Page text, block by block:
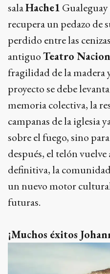
salaHache1
recupera un pedazo de
perdido entre las
antiguoTeatro
fragilidad de la madera
proyecto se debe
memoria colectiva, la
campanas de la iglesia
sobre el fuego, sino
después, el telón vuelve
definitiva, la
un nuevo motor
futuras.
¡Muchos éxitos